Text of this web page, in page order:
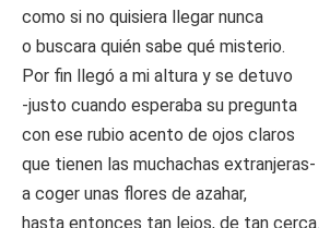
como si no quisiera llegar nunca
o buscara quién sabe qué misterio.
Por fin llegó a mi altura y se detuvo
-justo cuando esperaba su pregunta
con ese rubio acento de ojos claros
que tienen las muchachas extranjeras-
a coger unas flores de azahar,
hasta entonces tan lejos, de tan cerca.